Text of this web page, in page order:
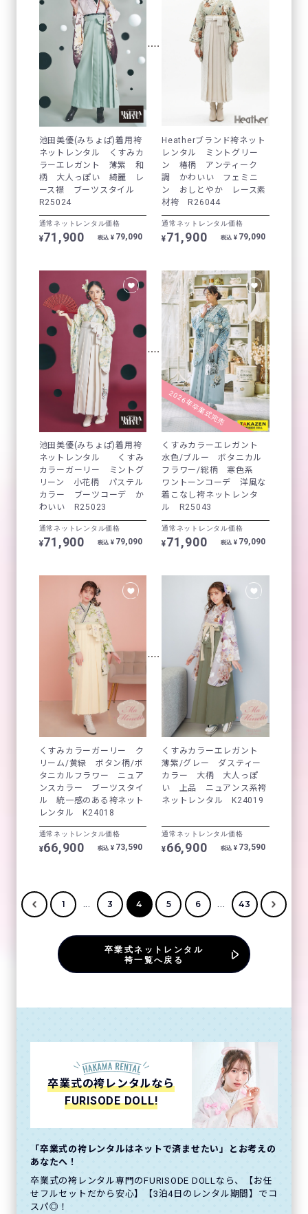
池田美優(みちょぱ)着用袴
ネットレンタル くすみカ
ラーエレガント 薄紫 和
柄 大人っぽい 綺麗 レ
ース襟 ブーツスタイル
R25024
通常ネットレンタル価格
¥71,900 税込 ¥ 79,090
Heatherブランド袴ネット
レンタル ミントグリー
ン 椿柄 アンティーク
調 かわいい フェミニ
ン おしとやか レース素
材袴 R26044
通常ネットレンタル価格
¥71,900 税込 ¥ 79,090
池田美優(みちょぱ)着用袴
ネットレンタル くすみ
カラーガーリー ミントグ
リーン 小花柄 パステル
カラー ブーツコーデ か
わいい R25023
通常ネットレンタル価格
¥71,900 税込 ¥ 79,090
2026年卒業式完売
くすみカラーエレガント
水色/ブルー ボタニカル
フラワー/総柄 寒色系
ワントーンコーデ 洋風な
着こなし袴ネットレンタ
ル R25043
通常ネットレンタル価格
¥71,900 税込 ¥ 79,090
くすみカラーガーリー ク
リーム/黄緑 ボタン柄/ボ
タニカルフラワー ニュア
ンスカラー ブーツスタイ
ル 統一感のある袴ネット
レンタル K24018
通常ネットレンタル価格
¥66,900 税込 ¥ 73,590
くすみカラーエレガント
薄紫/グレー ダスティー
カラー 大柄 大人っぽ
い 上品 ニュアンス系袴
ネットレンタル K24019
通常ネットレンタル価格
¥66,900 税込 ¥ 73,590
1 ... 3 4 5 6 ... 43
卒業式ネットレンタル
袴一覧へ戻る
卒業式の袴レンタルなら
FURISODE DOLL!
「卒業式の袴レンタルはネットで済ませたい」とお考えの
あなたへ！
卒業式の袴レンタル専門のFURISODE DOLLなら、【お任
せフルセットだから安心】【3泊4日のレンタル期間】でコ
スパ◎！